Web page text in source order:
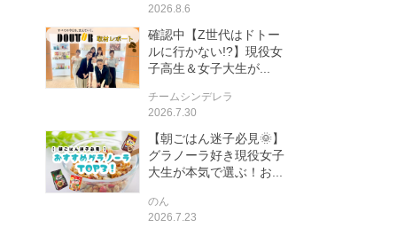
2026.8.6
確認中【Z世代はドトー
ルに行かない!?】現役女
子高生＆女子大生が...
チームシンデレラ
2026.7.30
【朝ごはん迷子必見🌞】
グラノーラ好き現役女子
大生が本気で選ぶ！お...
のん
2026.7.23